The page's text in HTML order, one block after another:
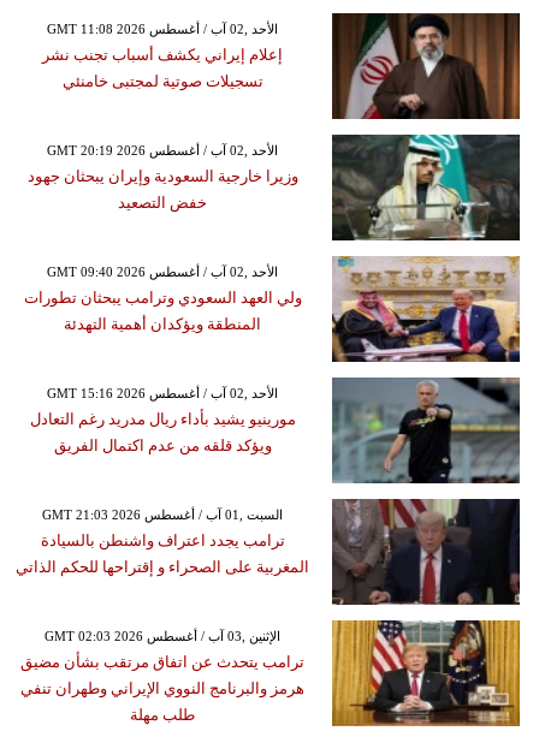
GMT 11:08 2026 الأحد ,02 آب / أغسطس
إعلام إيراني يكشف أسباب تجنب نشر
تسجيلات صوتية لمجتبى خامنئي
GMT 20:19 2026 الأحد ,02 آب / أغسطس
وزيرا خارجية السعودية وإيران يبحثان جهود
خفض التصعيد
GMT 09:40 2026 الأحد ,02 آب / أغسطس
ولي العهد السعودي وترامب يبحثان تطورات
المنطقة ويؤكدان أهمية التهدئة
GMT 15:16 2026 الأحد ,02 آب / أغسطس
مورينيو يشيد بأداء ريال مدريد رغم التعادل
ويؤكد قلقه من عدم اكتمال الفريق
GMT 21:03 2026 السبت ,01 آب / أغسطس
ترامب يجدد اعتراف واشنطن بالسيادة
المغربية على الصحراء و إقتراحها للحكم الذاتي
GMT 02:03 2026 الإثنين ,03 آب / أغسطس
ترامب يتحدث عن اتفاق مرتقب بشأن مضيق
هرمز والبرنامج النووي الإيراني وطهران تنفي
طلب مهلة